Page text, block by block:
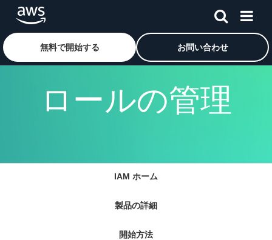
メインコンテンツに移動
アマゾン ウェブ サービスのホームページに戻るには、こ
無料で開始する お問い合わせ
ロールの管理
IAM ホーム
製品の詳細
開始方法